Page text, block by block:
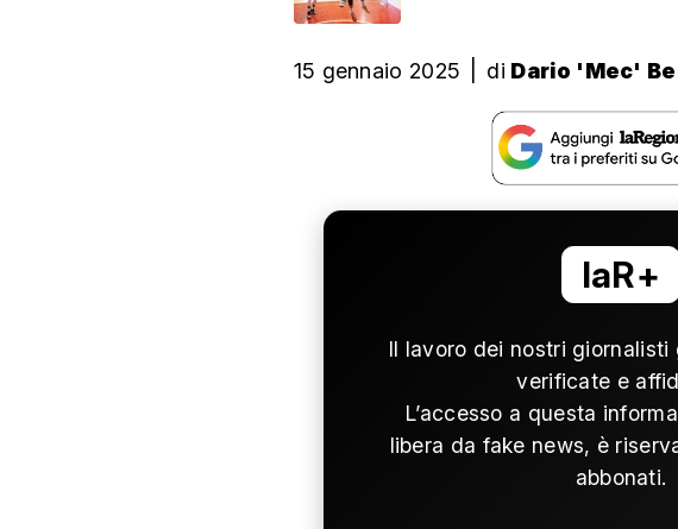
15 gennaio 2025 di Dario 'Mec'
laR+
Il lavoro dei nostri
verificate e
L’accesso a questa
libera da fake news, è
abbonati.